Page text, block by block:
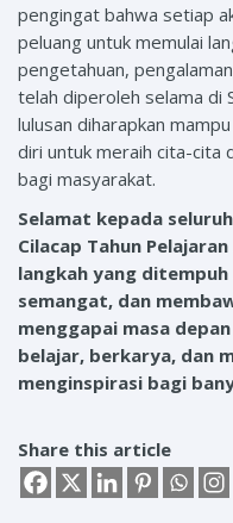
pengingat bahwa setiap
peluang untuk memulai
pengetahuan,
telah diperoleh selama di
lulusan diharapkan
diri untuk meraih cita-cita
bagi masyarakat.
Selamat kepada
Cilacap Tahun
langkah yang
semangat, dan
menggapai masa
belajar, berkarya, dan
menginspirasi bagi
Share this article